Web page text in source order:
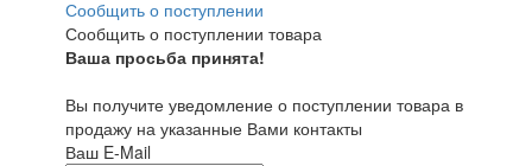
Сообщить о поступлении
Сообщить о поступлении товара
Ваша просьба принята!
Вы получите уведомление о поступлении товара в
продажу на указанные Вами контакты
Ваш E-Mail